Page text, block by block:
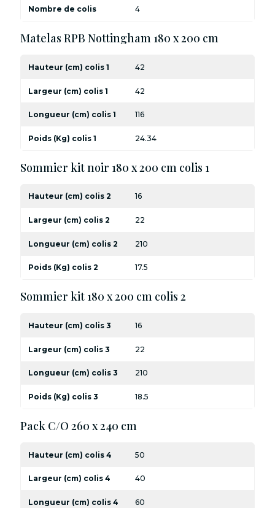
Nombre de colis 4
Matelas RPB Nottingham 180 x 200 cm
Hauteur (cm) colis 1 42
Largeur (cm) colis 1 42
Longueur (cm) colis 1 116
Poids (Kg) colis 1 24.34
Sommier kit noir 180 x 200 cm colis 1
Hauteur (cm) colis 2 16
Largeur (cm) colis 2 22
Longueur (cm) colis 2 210
Poids (Kg) colis 2 17.5
Sommier kit 180 x 200 cm colis 2
Hauteur (cm) colis 3 16
Largeur (cm) colis 3 22
Longueur (cm) colis 3 210
Poids (Kg) colis 3 18.5
Pack C/O 260 x 240 cm
Hauteur (cm) colis 4 50
Largeur (cm) colis 4 40
Longueur (cm) colis 4 60